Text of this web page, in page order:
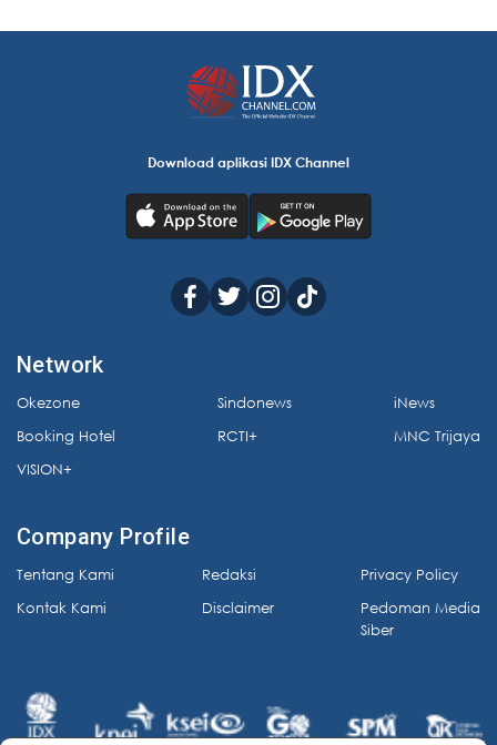
Download aplikasi IDX Channel
Network
Okezone
Booking Hotel
VISION+
Sindonews
RCTI+
iNews
MNC Trijaya
Company Profile
Tentang Kami
Kontak Kami
Redaksi
Disclaimer
Privacy Policy
Pedoman Media
Siber